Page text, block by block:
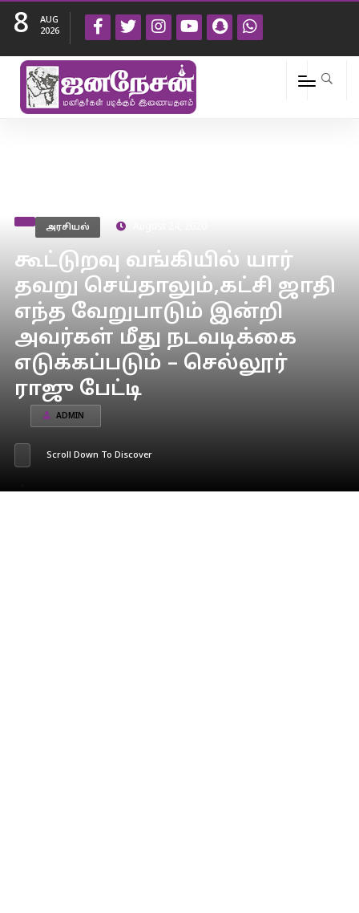
8
AUG
2026
அரசியல்
கூட்டுறவு வங்கியில் யார்
தவறு செய்தாலும்,கட்சி ஜாதி
எந்த வேறுபாடும் இன்றி
அவர்கள் மீது நடவடிக்கை
எடுக்கப்படும் – செல்லூர்
ராஜு பேட்டி
ADMIN
Scroll Down To Discover